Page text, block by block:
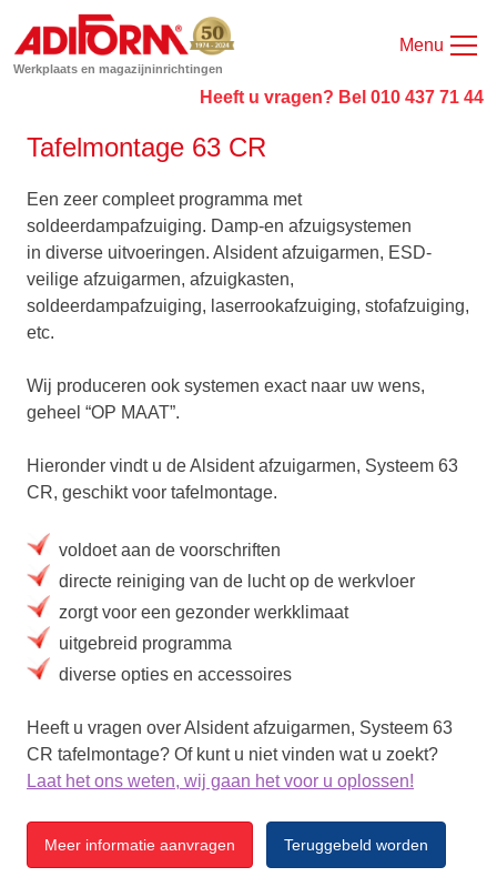
Werkplaats en magazijninrichtingen
Menu
Heeft u vragen? Bel 010 437 71 44
Tafelmontage 63 CR
Een zeer compleet programma met
soldeerdampafzuiging. Damp-en afzuigsystemen
in diverse uitvoeringen. Alsident afzuigarmen, ESD-
veilige afzuigarmen, afzuigkasten,
soldeerdampafzuiging, laserrookafzuiging, stofafzuiging,
etc.
Wij produceren ook systemen exact naar uw wens,
geheel “OP MAAT”.
Hieronder vindt u de Alsident afzuigarmen, Systeem 63
CR, geschikt voor tafelmontage.
voldoet aan de voorschriften
directe reiniging van de lucht op de werkvloer
zorgt voor een gezonder werkklimaat
uitgebreid programma
diverse opties en accessoires
Heeft u vragen over Alsident afzuigarmen, Systeem 63
CR tafelmontage? Of kunt u niet vinden wat u zoekt?
Laat het ons weten, wij gaan het voor u oplossen!
Meer informatie aanvragen Teruggebeld worden